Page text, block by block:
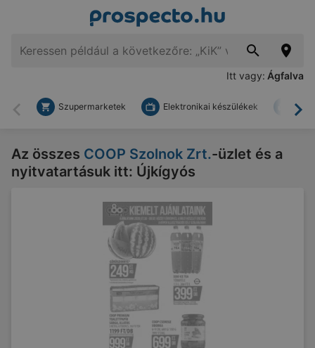
Itt vagy: Ágfalva
Vissza
Szupermarketek Elektronikai készülékek
Az összes COOP Szolnok Zrt.-üzlet és a
nyitvatartásuk itt: Újkígyós